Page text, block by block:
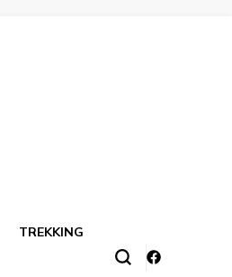
TREKKING